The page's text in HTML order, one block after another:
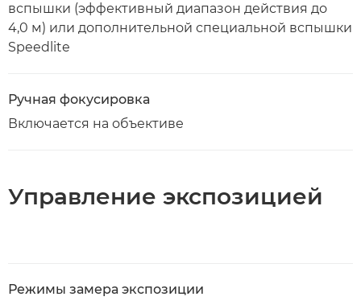
вспышки (эффективный диапазон действия до
4,0 м) или дополнительной специальной вспышки
Speedlite
Ручная фокусировка
Включается на объективе
Управление экспозицией
Режимы замера экспозиции